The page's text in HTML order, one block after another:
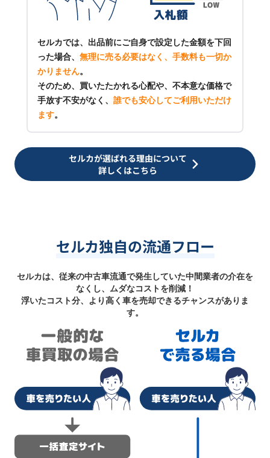
セルカでは、出品前にご自身で設定した金額を下回
った場合、 無理に売る必要はなく、手数料も一切か
かりません。
そのため、買いたたかれる心配や、不本意な価格で
手放す不安がなく、 誰でも安心してご利用いただけ
ます。
セルカが選ばれる理由について
詳しくはこちら
セルカ独自の流通フロー
セルカは、従来の中古車流通で発生していた中間業者の介在を
なくし、ムダなコストを削減！
浮いたコスト分、より高く車を売却できるチャンスがありま
す。